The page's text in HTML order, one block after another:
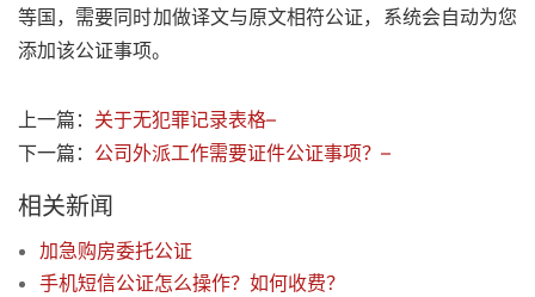
等国，需要同时加做译文与原文相符公证，系统会自动为您
添加该公证事项。
上一篇： 关于无犯罪记录表格–
下一篇： 公司外派工作需要证件公证事项？–
相关新闻
加急购房委托公证
手机短信公证怎么操作？如何收费？